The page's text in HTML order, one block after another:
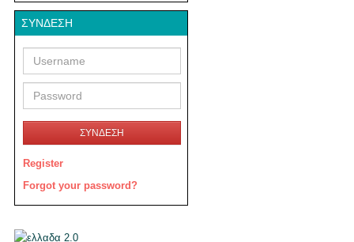
ΣΎΝΔΕΣΗ
ΣΥΝΔΕΣΗ
Register
Forgot your password?